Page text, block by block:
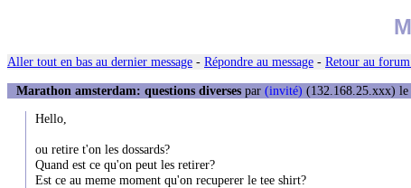
Aller tout en bas au dernier message - Répondre au message - Retour au
Marathon amsterdam: questions diverses par (invité) (132.168.25.xxx)
Hello,
ou retire t'on les dossards?
Quand est ce qu'on peut les retirer?
Est ce au meme moment qu'on recuperer le tee shirt?